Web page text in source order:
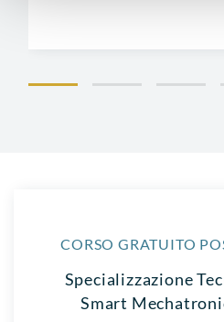
CORSO GRATUITO
Specializzazione
Smart